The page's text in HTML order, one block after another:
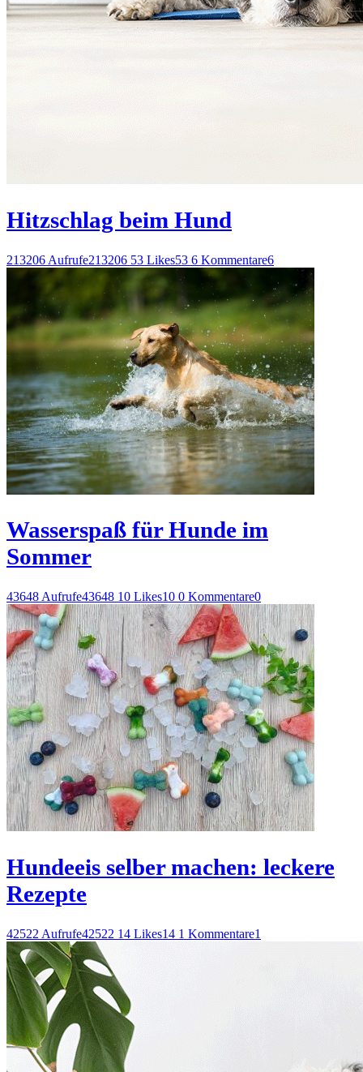
Hitzschlag beim Hund
213206 Aufrufe213206 53 Likes53 6 Kommentare6
Wasserspaß für Hunde im
Sommer
43648 Aufrufe43648 10 Likes10 0 Kommentare0
Hundeeis selber machen: leckere
Rezepte
42522 Aufrufe42522 14 Likes14 1 Kommentare1